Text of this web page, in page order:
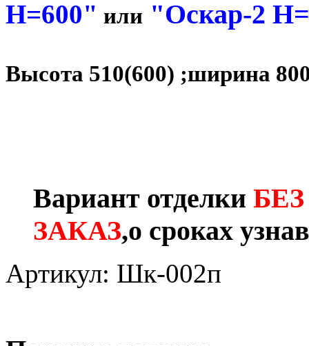
Н=600" или "Оскар-2
Высота 510(600) ;ширина
Вариант отделки
ЗАКАЗ,о сроках
Артикул: Шк-002п